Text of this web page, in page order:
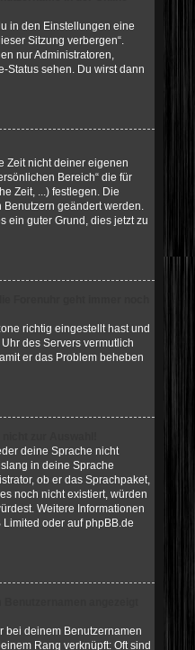
in den Einstellungen eine
Sitzung verbergen“.
nur Administratoren,
Status sehen. Du wirst dann
Zeit nicht deiner eigenen
Bereich“ die für
Zeit, ...) festlegen. Die
geändert werden.
ein guter Grund, dies jetzt zu
richtig eingestellt hast und
des Servers vermutlich
er das Problem beheben
deine Sprache nicht
in deine Sprache
ob er das Sprachpaket,
noch nicht existiert, würden
Weitere Informationen
Limited oder aufphpBB.de
bei deinem Benutzernamen
Rang verknüpft: Oft sind